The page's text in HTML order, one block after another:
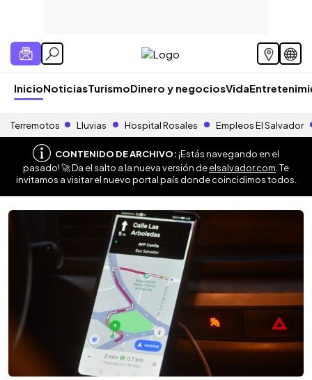
InicioNoticiasTurismoDinero y negociosVida
Terremotos Lluvias Hospital Rosales Empleos El Salvador
CONTENIDO DE ARCHIVO:¡Estás navegando en el
pasado! 🚀 Da el salto a la nueva versión deelsalvador.com . Te
invitamos a visitar el nuevo portal país donde coincidimos todos.